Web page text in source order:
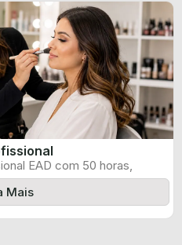
EAD com 50 horas,
e ...
Mais